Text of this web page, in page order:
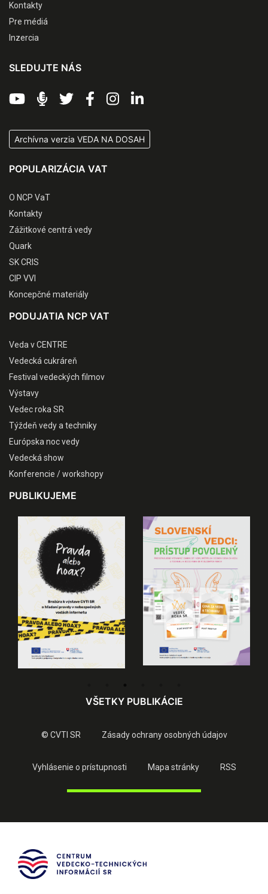
Kontakty
Pre médiá
Inzercia
SLEDUJTE NÁS
Archívna verzia VEDA NA DOSAH
POPULARIZÁCIA VAT
O NCP VaT
Kontakty
Zážitkové centrá vedy
Quark
SK CRIS
CIP VVI
Koncepčné materiály
PODUJATIA NCP VAT
Veda v CENTRE
Vedecká cukráreň
Festival vedeckých filmov
Výstavy
Vedec roka SR
Týždeň vedy a techniky
Európska noc vedy
Vedecká show
Konferencie / workshopy
PUBLIKUJEME
VŠETKY PUBLIKÁCIE
© CVTI SR Zásady ochrany osobných údajov
Vyhlásenie o prístupnosti Mapa stránky RSS